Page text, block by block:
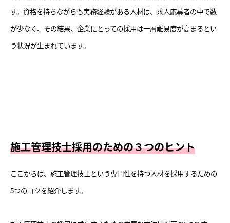
す。資格を持ちながらも実務経験がある人材は、求人応募者の中で数
が少なく、その結果、企業にとっての採用は一層難易度が高まるとい
う状況が生まれています。
施工管理技士採用のための３つのヒント
ここからは、施工管理技士という専門性を持つ人材を採用するための
5つのコツを紹介します。